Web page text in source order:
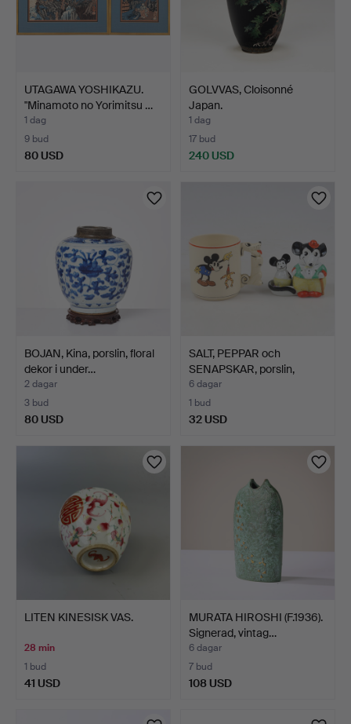
UTAGAWA YOSHIKAZU.
"Minamoto no Yorimitsu …
1 dag
9 bud
80 USD
GOLVVAS, Cloisonné
Japan.
1 dag
17 bud
240 USD
BOJAN, Kina, porslin, floral
dekor i under…
2 dagar
3 bud
80 USD
SALT, PEPPAR och
SENAPSKAR, porslin,
Micke…
6 dagar
1 bud
32 USD
LITEN KINESISK VAS.
28 min
1 bud
41 USD
MURATA HIROSHI (F.1936).
Signerad, vintag…
6 dagar
7 bud
108 USD